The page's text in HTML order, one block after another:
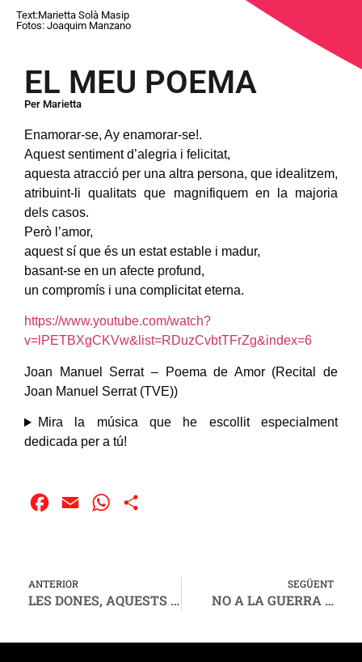
Text:Marietta Solà Masip
Fotos: Joaquim Manzano
EL MEU POEMA
Per Marietta
Enamorar-se, Ay enamorar-se!.
Aquest sentiment d’alegria i felicitat,
aquesta atracció per una altra persona, que idealitzem,
atribuint-li qualitats que magnifiquem en la majoria
dels casos.
Però l’amor,
aquest sí que és un estat estable i madur,
basant-se en un afecte profund,
un compromís i una complicitat eterna.
https://www.youtube.com/watch?
v=lPETBXgCKVw&list=RDuzCvbtTFrZg&index=6
Joan Manuel Serrat – Poema de Amor (Recital de
Joan Manuel Serrat (TVE))
Mira la música que he escollit especialment
dedicada per a tú!
Facebook
Email WhatsApp
ANTERIOR
LES DONES, AQUESTS MERAVELLOSOS ÉSSERS
SEGÜENT
NO A LA GUERRA …